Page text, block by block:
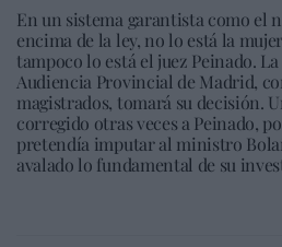
En un sistema garantista como el
encima de la ley, no lo está la
tampoco lo está el juez Peinado.
Audiencia Provincial de Madrid,
magistrados, tomará su decisión.
corregido otras veces a Peinado,
pretendía imputar al ministro
avalado lo fundamental de su